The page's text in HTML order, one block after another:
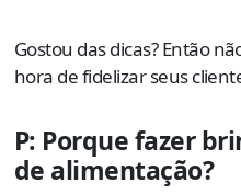
Gostou das dicas? Então
hora de fidelizar seus
P: Porque fazer
de alimentação?